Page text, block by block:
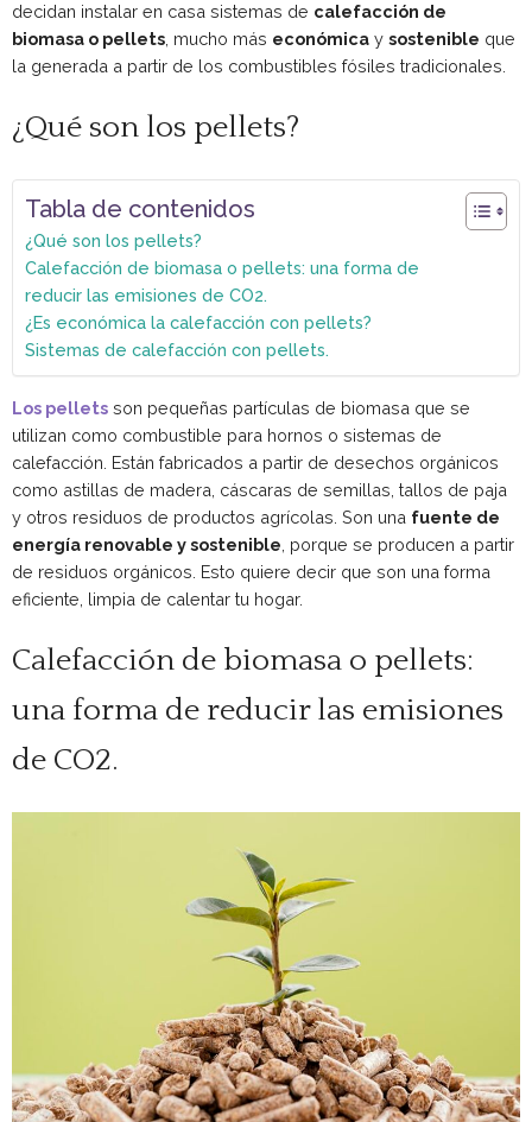
decidan instalar en casa sistemas de calefacción de
biomasa o pellets , mucho más económica y sostenible que
la generada a partir de los combustibles fósiles tradicionales.
¿Qué son los pellets?
Tabla de contenidos
¿Qué son los pellets?
Calefacción de biomasa o pellets: una forma de
reducir las emisiones de CO2.
¿Es económica la calefacción con pellets?
Sistemas de calefacción con pellets.
Los pellets son pequeñas partículas de biomasa que se
utilizan como combustible para hornos o sistemas de
calefacción. Están fabricados a partir de desechos orgánicos
como astillas de madera, cáscaras de semillas, tallos de paja
y otros residuos de productos agrícolas. Son una fuente de
energía renovable y sostenible , porque se producen a partir
de residuos orgánicos. Esto quiere decir que son una forma
eficiente, limpia de calentar tu hogar.
Calefacción de biomasa o pellets:
una forma de reducir las emisiones
de CO2.